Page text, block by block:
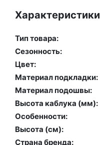
Характеристики
Тип товара:
Сезонность:
Цвет:
Материал подкладки:
Материал подошвы:
Высота каблука (мм):
Особенности:
Высота (cм):
Страна бренда: